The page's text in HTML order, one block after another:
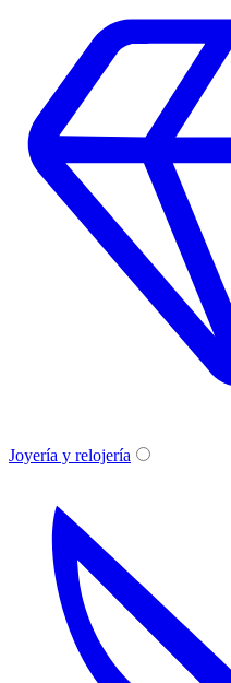
Joyería y relojería